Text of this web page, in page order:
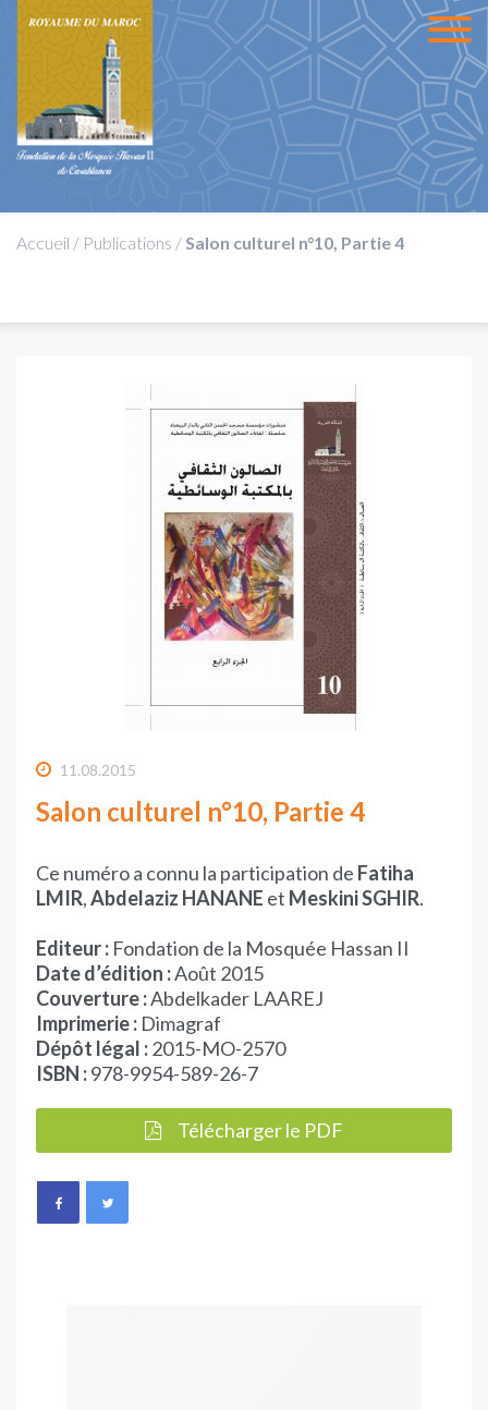
Accueil / Publications /Salon culturel n°10, Partie 4
11.08.2015
Salon culturel n°10, Partie 4
Ce numéro a connu la participation de Fatiha
LMIR,Abdelaziz HANANE et Meskini SGHIR.
Editeur : Fondation de la Mosquée Hassan II
Date d’édition :Août 2015
Couverture :Abdelkader LAAREJ
Imprimerie : Dimagraf
Dépôt légal :2015-MO-2570
ISBN :978-9954-589-26-7
Télécharger le PDF